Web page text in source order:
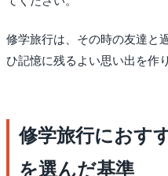
修学旅行は、その時の友達と
ひ記憶に残るよい思い出を作
修学旅行におす
を選んだ基準